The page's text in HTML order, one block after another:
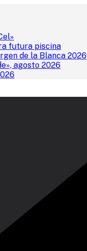
futura piscina
de la Blanca 2026
agosto 2026